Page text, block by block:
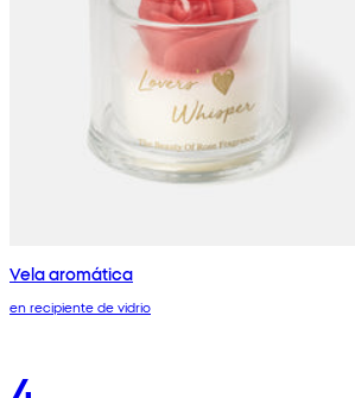
Vela aromática
en recipiente de vidrio